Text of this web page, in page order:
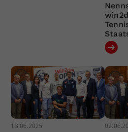
13.06.2025